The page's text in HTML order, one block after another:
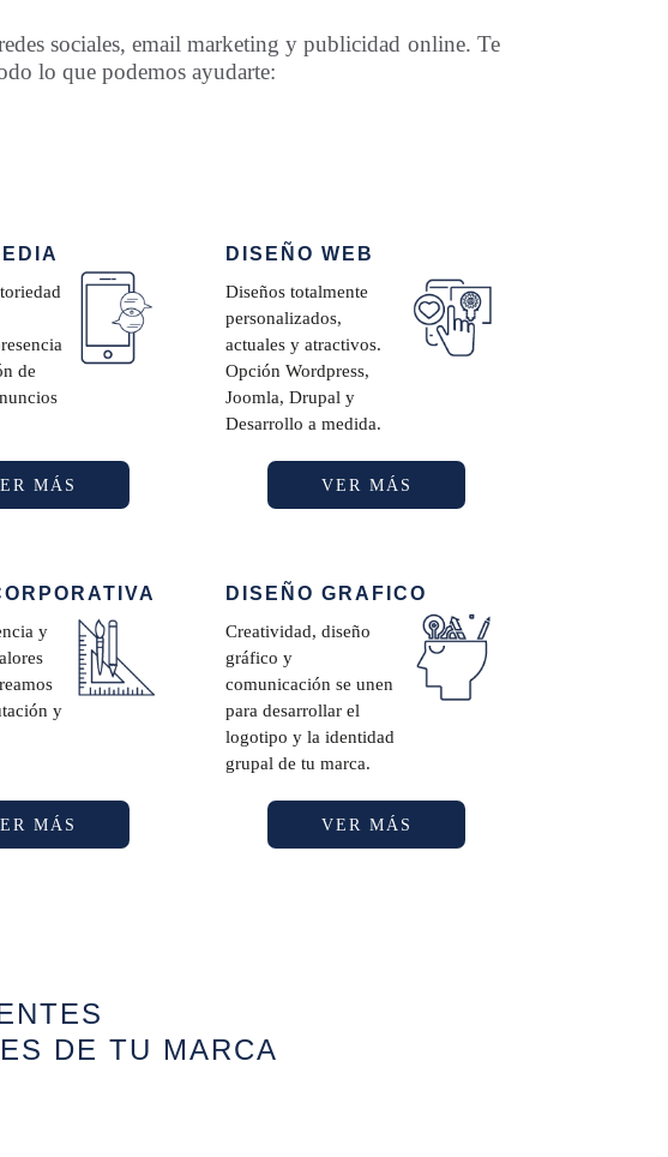
sociales, email marketing y publicidad online. Te
lo que podemos ayudarte:
de
MÁS
DISEÑO WEB
Diseños totalmente
personalizados,
actuales y atractivos.
Opción Wordpress,
Joomla, Drupal y
Desarrollo a medida.
VER MÁS
y
y
MÁS
DISEÑO GRAFICO
Creatividad, diseño
gráfico y
comunicación se unen
para desarrollar el
logotipo y la identidad
grupal de tu marca.
VER MÁS
DE TU MARCA